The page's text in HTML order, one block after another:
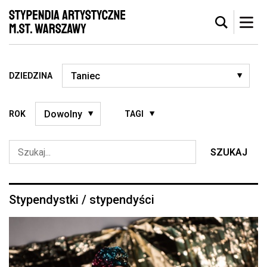
DZIEDZINA
ROK TAGI
SZUKAJ
Stypendystki / stypendyści